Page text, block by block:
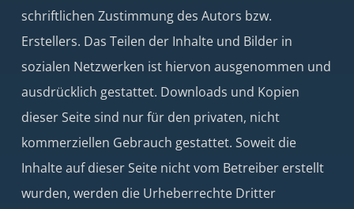
schriftlichen Zustimmung des Autors bzw.
Erstellers. Das Teilen der Inhalte und Bilder in
sozialen Netzwerken ist hiervon ausgenommen und
ausdrücklich gestattet. Downloads und Kopien
dieser Seite sind nur für den privaten, nicht
kommerziellen Gebrauch gestattet. Soweit die
Inhalte auf dieser Seite nicht vom Betreiber erstellt
wurden, werden die Urheberrechte Dritter